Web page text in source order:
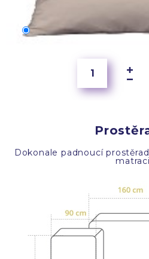
Dokonale padnoucí